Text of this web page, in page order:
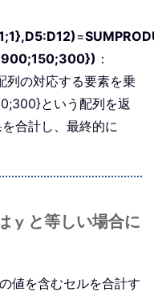
=
：
列の対応する要素を乗
という配列を返
合計し、最終的に
y と等しい場合に
値を含むセルを合計す